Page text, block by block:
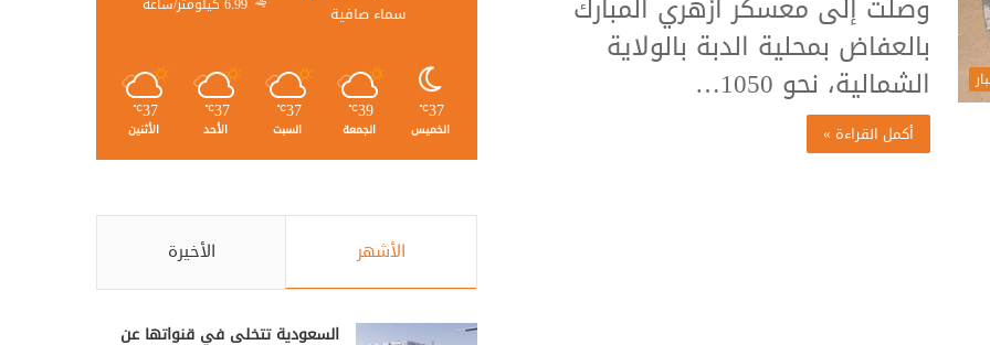
وصلت إلى معسكر أزهري المبارك
بالعفاض بمحلية الدبة بالولاية
الشمالية، نحو 1050…
أكمل القراءة »
سماء صافية
37
℃
الخميس
39
℃
الجمعة
37
℃
السبت
37
℃
الأحد
37
℃
الأثنين
الأشهر الأخيرة
السعودية تتخلى في قنواتها عن